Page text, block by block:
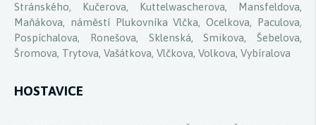
Stránského, Kučerova, Kuttelwascherova, Mansfeldova,
Maňákova, náměstí Plukovníka Vlčka, Ocelkova, Paculova,
Pospíchalova, Ronešova, Sklenská, Smikova, Šebelova,
Šromova, Trytova, Vašátkova, Vlčkova, Volkova, Vybíralova
HOSTAVICE